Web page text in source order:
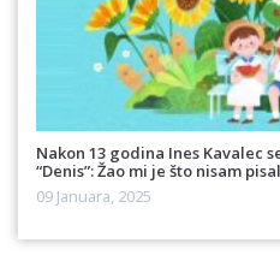
Nakon 13 godina Ines Kavalec
“Denis”: Žao mi je što nisam
09 Januara, 2025